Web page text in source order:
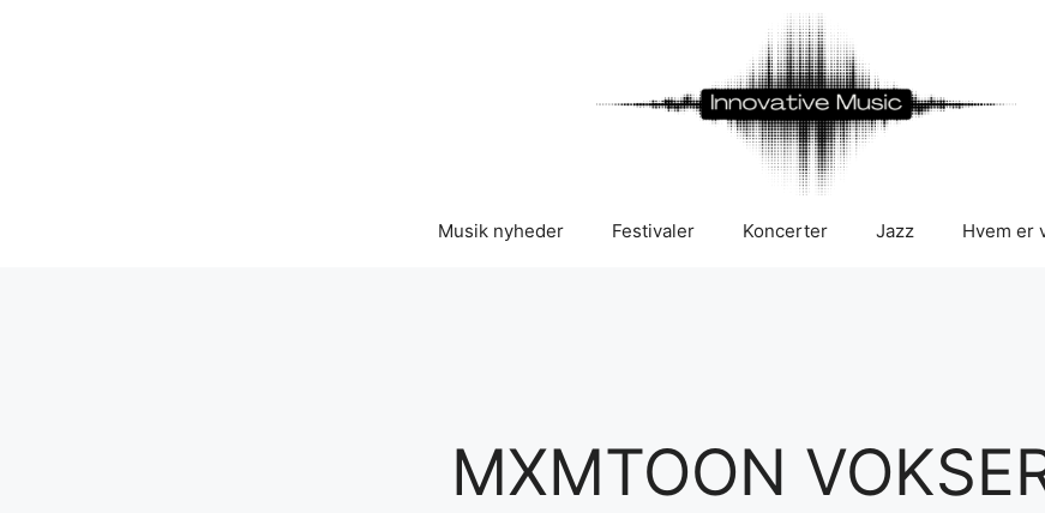
Musik nyheder Festivaler Koncerter Jazz Hvem er
MXMTOON